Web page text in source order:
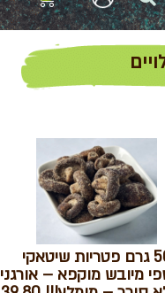
50 גרם פטריות שיטאקי
מיובש מוקפא – אורגני